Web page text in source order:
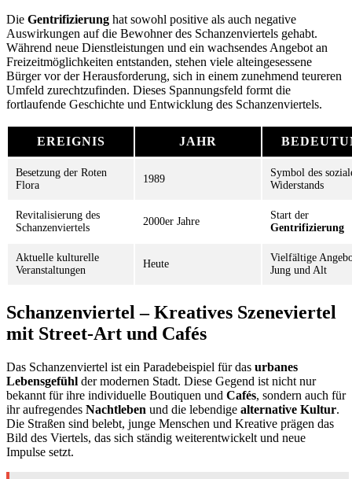
Die Gentrifizierung hat sowohl positive als auch negative
Auswirkungen auf die Bewohner des Schanzenviertels gehabt.
Während neue Dienstleistungen und ein wachsendes Angebot an
Freizeitmöglichkeiten entstanden, stehen viele alteingesessene
Bürger vor der Herausforderung, sich in einem zunehmend teureren
Umfeld zurechtzufinden. Dieses Spannungsfeld formt die
fortlaufende Geschichte und Entwicklung des Schanzenviertels.
EREIGNIS JAHR
Besetzung der Roten
Flora
1989
Symbol des
Widerstands
Revitalisierung des
Schanzenviertels
2000er Jahre
Start der
Gentrifizierung
Aktuelle kulturelle
Veranstaltungen
Heute
Vielfältige
Jung und Alt
Schanzenviertel – Kreatives Szeneviertel
mit Street-Art und Cafés
Das Schanzenviertel ist ein Paradebeispiel für das urbanes
Lebensgefühl der modernen Stadt. Diese Gegend ist nicht nur
bekannt für ihre individuelle Boutiquen und Cafés, sondern auch für
ihr aufregendes Nachtleben und die lebendige alternative Kultur.
Die Straßen sind belebt, junge Menschen und Kreative prägen das
Bild des Viertels, das sich ständig weiterentwickelt und neue
Impulse setzt.